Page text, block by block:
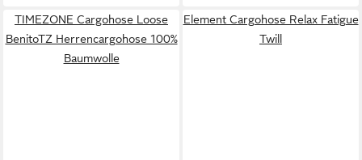
TIMEZONE Cargohose Loose
BenitoTZ Herrencargohose 100%
Baumwolle
Element Cargohose Relax Fatigue
Twill